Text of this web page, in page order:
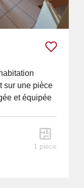
sur une pièce
et équipée
une...
1 pièce